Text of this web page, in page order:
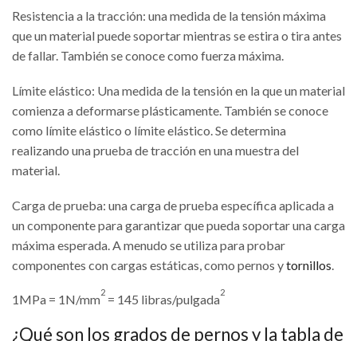
Resistencia a la tracción: una medida de la tensión máxima
que un material puede soportar mientras se estira o tira antes
de fallar. También se conoce como fuerza máxima.
Límite elástico: Una medida de la tensión en la que un material
comienza a deformarse plásticamente. También se conoce
como límite elástico o límite elástico. Se determina
realizando una prueba de tracción en una muestra del
material.
Carga de prueba: una carga de prueba específica aplicada a
un componente para garantizar que pueda soportar una carga
máxima esperada. A menudo se utiliza para probar
componentes con cargas estáticas, como pernos ytornillos
1MPa = 1N/mm2 = 145 libras/pulgada2
¿Qué son los grados de pernos y la tabla de